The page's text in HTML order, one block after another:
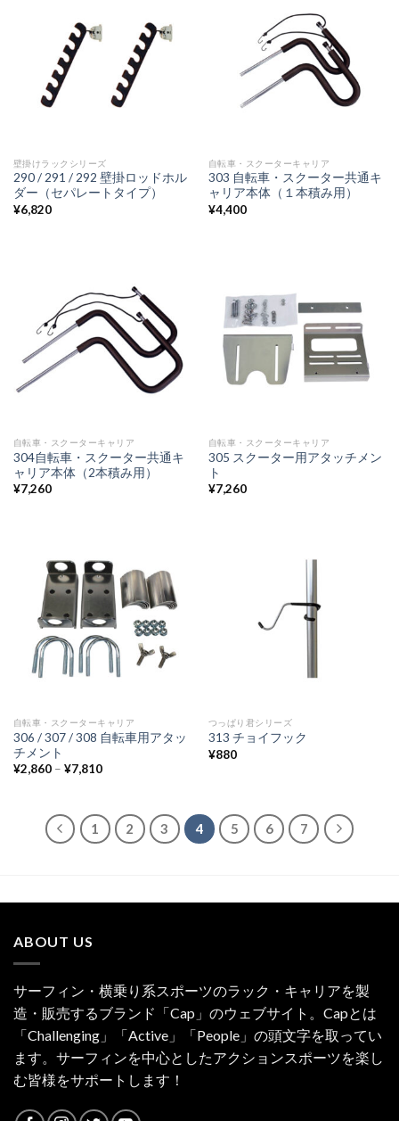
壁掛けラックシリーズ
290 / 291 / 292 壁掛ロッドホル
ダー（セパレートタイプ）
¥6,820
自転車・スクーターキャリア
303 自転車・スクーター共通キ
ャリア本体（１本積み用）
¥4,400
自転車・スクーターキャリア
304自転車・スクーター共通キ
ャリア本体（2本積み用）
¥7,260
自転車・スクーターキャリア
305 スクーター用アタッチメン
ト
¥7,260
自転車・スクーターキャリア
306 / 307 / 308 自転車用アタッ
チメント
¥2,860– ¥7,810
つっぱり君シリーズ
313 チョイフック
¥880
1 2 3 4 5 6 7
ABOUT US
サーフィン・横乗り系スポーツのラック・キャリアを製
造・販売するブランド「Cap」のウェブサイト。Capとは
「Challenging」「Active」「People」の頭文字を取ってい
ます。サーフィンを中心としたアクションスポーツを楽し
む皆様をサポートします！